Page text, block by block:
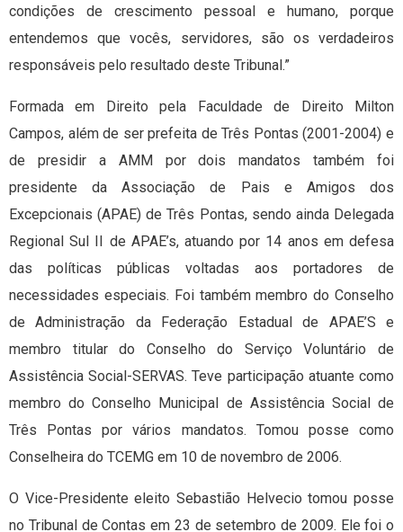
condições de crescimento pessoal e humano, porque
entendemos que vocês, servidores, são os verdadeiros
responsáveis pelo resultado deste Tribunal.”
Formada em Direito pela Faculdade de Direito Milton
Campos, além de ser prefeita de Três Pontas (2001-2004) e
de presidir a AMM por dois mandatos também foi
presidente da Associação de Pais e Amigos dos
Excepcionais (APAE) de Três Pontas, sendo ainda Delegada
Regional Sul II de APAE’s, atuando por 14 anos em defesa
das políticas públicas voltadas aos portadores de
necessidades especiais. Foi também membro do Conselho
de Administração da Federação Estadual de APAE’S e
membro titular do Conselho do Serviço Voluntário de
Assistência Social-SERVAS. Teve participação atuante como
membro do Conselho Municipal de Assistência Social de
Três Pontas por vários mandatos. Tomou posse como
Conselheira do TCEMG em 10 de novembro de 2006.
O Vice-Presidente eleito Sebastião Helvecio tomou posse
no Tribunal de Contas em 23 de setembro de 2009. Ele foi o